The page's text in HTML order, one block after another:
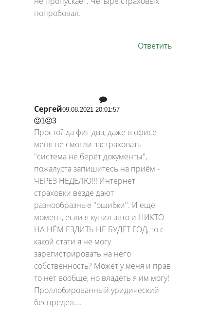
попробовал.
Ответить
Сергей09.08.2021 20:01:57
1
3
Просто? да фиг два, даже в офисе
меня не смогли застраховать
"система не берёт документы",
пожалуста запишитесь на приём -
ЧЕРЕЗ НЕДЕЛЮ!!! Интернет
страховки везде дают
разнообразные "ошибки". И ещё
момент, если я купил авто и НИКТО
НА НЁМ ЕЗДИТЬ НЕ БУДЕТ ГОД, то с
какой стати я не могу
зарегистрировать на него
собственность? Может у меня и прав
то нет вообще, но владеть я им могу!
Проллобированный уридический
беспредел....